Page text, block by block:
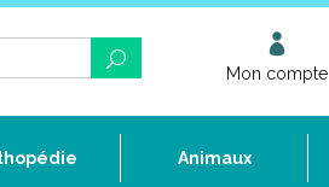
Mon compte
Animaux